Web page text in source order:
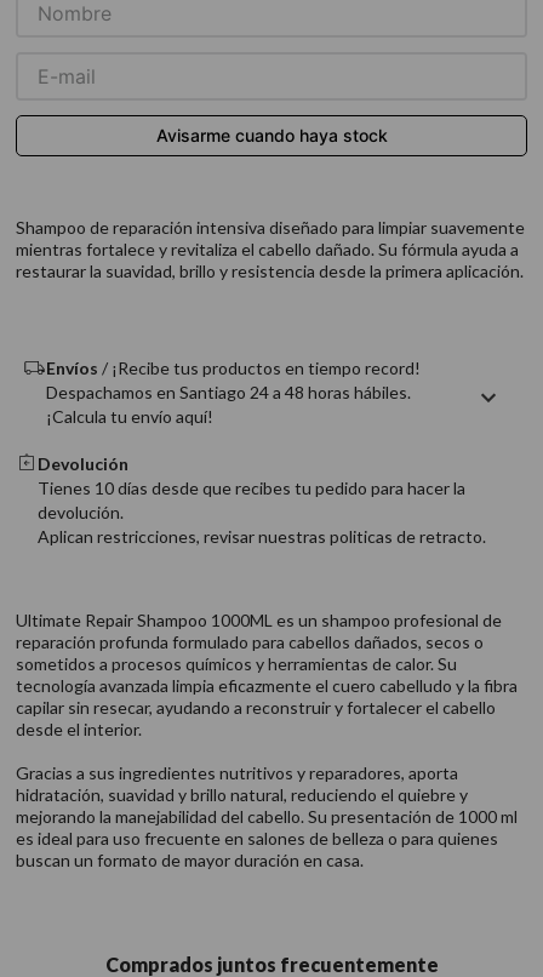
Shampoo de reparación intensiva diseñado para limpiar suavemente
mientras fortalece y revitaliza el cabello dañado. Su fórmula ayuda a
restaurar la suavidad, brillo y resistencia desde la primera aplicación.
Envíos / ¡Recibe tus productos en tiempo record!
Despachamos en Santiago 24 a 48 horas hábiles.
¡Calcula tu envío aquí!
Devolución
Tienes 10 días desde que recibes tu pedido para hacer la
devolución.
Aplican restricciones, revisar nuestras politicas de retracto.
Ultimate Repair Shampoo 1000ML es un shampoo profesional de
reparación profunda formulado para cabellos dañados, secos o
sometidos a procesos químicos y herramientas de calor. Su
tecnología avanzada limpia eficazmente el cuero cabelludo y la fibra
capilar sin resecar, ayudando a reconstruir y fortalecer el cabello
desde el interior.
Gracias a sus ingredientes nutritivos y reparadores, aporta
hidratación, suavidad y brillo natural, reduciendo el quiebre y
mejorando la manejabilidad del cabello. Su presentación de 1000 ml
es ideal para uso frecuente en salones de belleza o para quienes
buscan un formato de mayor duración en casa.
Comprados juntos frecuentemente
9. acondicionador
protector térmico